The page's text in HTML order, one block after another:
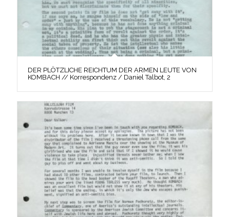
DER PLÖTZLICHE REICHTUM DER ARMEN LEUTE VON
KOMBACH // Korrespondenz / Daniel Talbot, 2